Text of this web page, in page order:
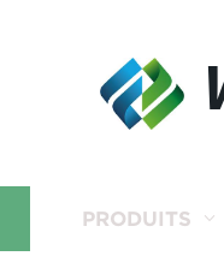
PRODUITS